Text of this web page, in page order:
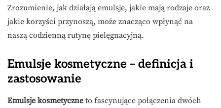
Zrozumienie, jak działają emulsje, jakie mają rodzaje oraz
jakie korzyści przynoszą, może znacząco wpłynąć na
naszą codzienną rutynę pielęgnacyjną.
Emulsje kosmetyczne – definicja i
zastosowanie
Emulsje kosmetyczne to fascynujące połączenia dwóch